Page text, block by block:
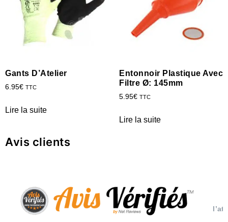
Gants D’Atelier
6.95€ TTC
Lire la suite
Entonnoir Plastique Avec
Filtre Ø: 145mm
5.95€ TTC
Lire la suite
Avis clients